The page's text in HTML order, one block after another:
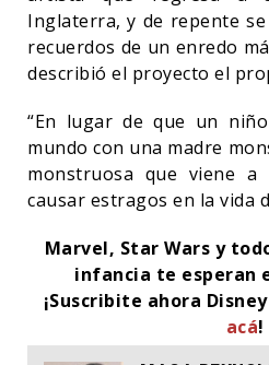
Inglaterra, y de repente
recuerdos de un enredo
describió el proyecto el
“En lugar de que un
mundo con una madre
monstruosa que viene
causar estragos en la vida
Marvel, Star Wars y
infancia te esperan
¡Suscribite ahora
acá!